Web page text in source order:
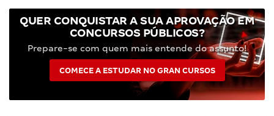
QUER CONQUISTAR A SUA APROVAÇÃO EM
CONCURSOS PÚBLICOS?
Prepare-se com quem mais entende do assunto!
COMECE A ESTUDAR NO GRAN CURSOS